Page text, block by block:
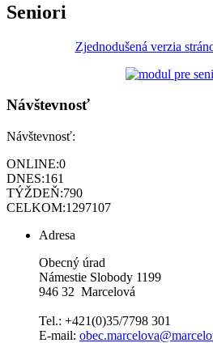
Seniori
Zjednodušená verzia
Návštevnosť
Návštevnosť:
ONLINE:0
DNES:161
TÝŽDEŇ:790
CELKOM:1297107
Adresa
Obecný úrad
Námestie Slobody 1199
946 32 Marcelová
Tel.: +421(0)35/7798 301
E-mail: